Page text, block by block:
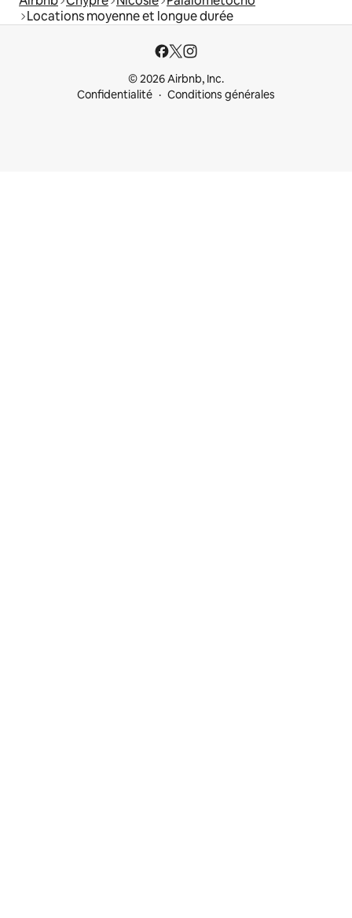
Locations moyenne et longue durée
© 2026 Airbnb, Inc.
Confidentialité
Conditions générales